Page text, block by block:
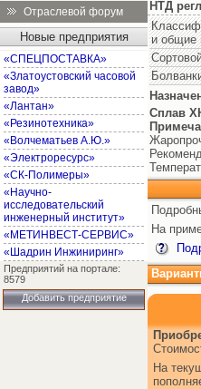
Отраслевой форум
Новые предприятия
«СПЕЦПОСТАВКА»
«Златоустовский часовой
завод»
«Лантан»
«Резинотехника»
«Волчематьев А.Ю.»
«Электроресурс»
«СК-Полимеры»
«Научно-
исследовательский
инженерный институт»
«МЕТИНВЕСТ-СЕРВИС»
«Шадрин Инжиниринг»
Предприятий на портале:
8579
Добавить предприятие
НТД
и общие
Сплав
На
На